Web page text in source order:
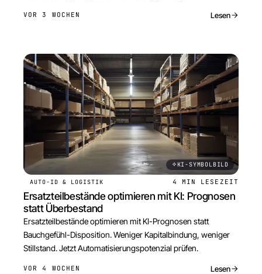
VOR 3 WOCHEN Lesen
KI-SYMBOLBILD
AUTO-ID & LOGISTIK 4 MIN LESEZEIT
Ersatzteilbestände optimieren mit KI: Prognosen
statt Überbestand
Ersatzteilbestände optimieren mit KI-Prognosen statt
Bauchgefühl-Disposition. Weniger Kapitalbindung, weniger
Stillstand. Jetzt Automatisierungspotenzial prüfen.
VOR 4 WOCHEN Lesen